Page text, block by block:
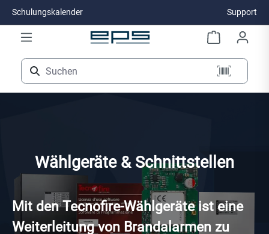
Zum Hauptinhalt springen
Schulungskalender Support
Wählgeräte & Schnittstellen
Mit den Tecnofire-Wählgeräte ist eine
Weiterleitung von Brandalarmen zu